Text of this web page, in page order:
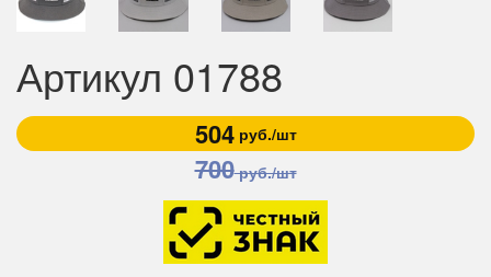
Артикул 01788
504руб./шт
700руб./шт